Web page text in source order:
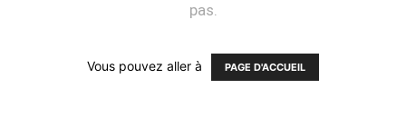
pas.
Vous pouvez aller à PAGE D'ACCUEIL